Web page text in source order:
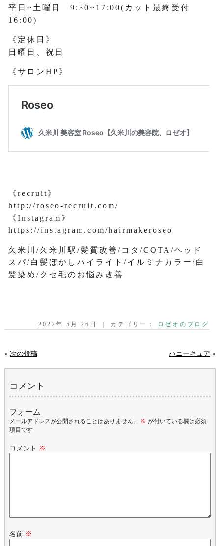
平日~土曜日 9:30~17:00(カット最終受付
16:00)
《定休日》
日曜日、祝日
《サロンHP》
《recruit》
http://roseo-recruit.com/
《Instagram》
https://instagram.com/hairmakeroseo
久米川/久米川駅/髪質改善/コタ/COTA/ヘッド
スパ/白髪ぼかしハイライト/イルミナカラー/白
髪染め/クセ毛のお悩み改善
2022年 5月 26日 ｜ カテゴリー： ロゼオのブログ
« 次の投稿 ハニーキュア »
コメント
フォーム
メールアドレスが公開されることはありません。 ※ が付いている欄は必須
項目です
コメント ※
名前 ※